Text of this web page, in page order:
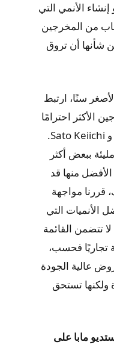
إنشاء الأنمي التي
من المخرجين
شأنها أن تروق
سنًا، ارتبط
الأكثر احترامًا
مثل Shinichiro Watanabe و Sato Keiichi.
ببعض أكثر
منها قد
قررنا مواجهة
الأنميات التي
تتضمن القائمة
تجاريًا فحسب،
عالية الجودة
ولكنها تستحق
مابا على